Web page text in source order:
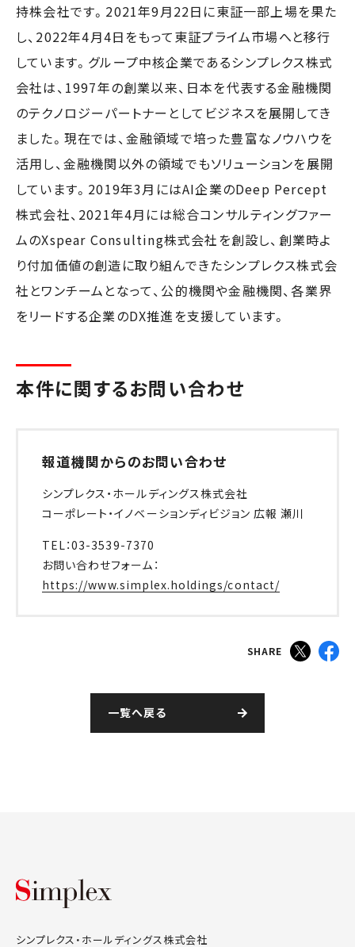
持株会社です。2021年9月22日に東証一部上場を果た
し、2022年4月4日をもって東証プライム市場へと移行
しています。グループ中核企業であるシンプレクス株式
会社は、1997年の創業以来、日本を代表する金融機関
のテクノロジーパートナーとしてビジネスを展開してき
ました。現在では、金融領域で培った豊富なノウハウを
活用し、金融機関以外の領域でもソリューションを展開
しています。2019年3月にはAI企業のDeep Percept
株式会社、2021年4月には総合コンサルティングファー
ムのXspear Consulting株式会社を創設し、創業時よ
り付加価値の創造に取り組んできたシンプレクス株式会
社とワンチームとなって、公的機関や金融機関、各業界
をリードする企業のDX推進を支援しています。
本件に関するお問い合わせ
報道機関からのお問い合わせ
シンプレクス・ホールディングス株式会社
コーポレート・イノベーションディビジョン 広報 瀬川
TEL：03-3539-7370
お問い合わせフォーム：
https://www.simplex.holdings/contact/
SHARE
一覧へ戻る
シンプレクス・ホールディングス株式会社